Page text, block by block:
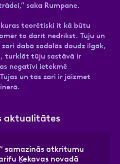
saka Rumpane.
teorētiski it kā būtu
to darīt nedrīkst. Tūju un
dabā sadalās daudz ilgāk,
turklāt tūju sastāvā ir
negatīvi ietekmē
un tās zari ir jāizmet
aktualitātes
samazinās atkritumu
Ķekavas novadā